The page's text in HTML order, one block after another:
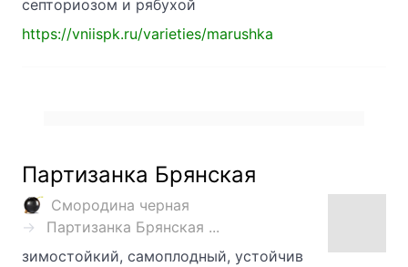
септориозом и рябухой
https://vniispk.ru/varieties/marushka
Партизанка Брянская
Смородина черная
Партизанка Брянская ...
зимостойкий, самоплодный, устойчив